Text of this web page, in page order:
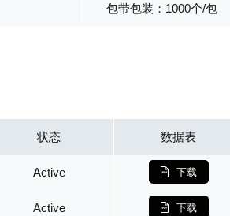
包带包装：1000个/包
状态 数据表
Active 下载
Active 下载